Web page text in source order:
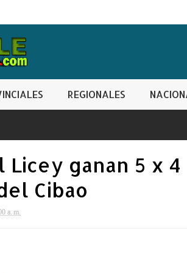
REGIONALES
Licey ganan 5 x
Cibao
a. m.